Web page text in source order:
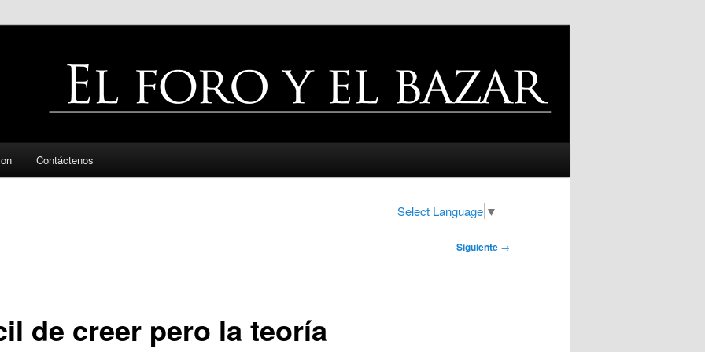
Contáctenos
Select Language ▼
Siguiente →
de creer pero la teoría